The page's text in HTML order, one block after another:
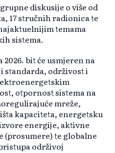
diskusije o više od
17 stručnih radionica te
temama
sistema.
2026. bit će usmjeren na
standarda, održivost i
otpornost sistema na
mreže,
kapaciteta, energetsku
energije, aktivne
te globalne
održivoj